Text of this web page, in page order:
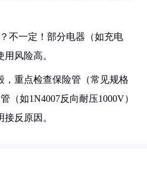
不一定！部分电器（如充电
风险高。
，重点检查保险管（常见规格
（如1N4007反向耐压1000V）
反原因。